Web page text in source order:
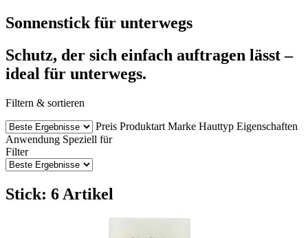
Sonnenstick für unterwegs
Schutz, der sich einfach auftragen lässt –
ideal für unterwegs.
Filtern & sortieren
Preis Produktart Marke Hauttyp Eigenschaften
Anwendung Speziell für
Filter
Stick: 6 Artikel